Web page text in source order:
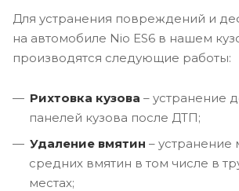
Для устранения повреждений и
на автомобиле Nio ES6 в нашем
производятся следующие работы:
Рихтовка кузова – устранение
панелей кузова после ДТП;
Удаление вмятин – устранение
средних вмятин в том числе в
местах;